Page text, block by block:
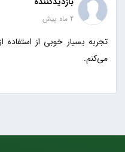
2 ماه پیش
تجربه بسیار خوبی از استفاده
می‌کنم.